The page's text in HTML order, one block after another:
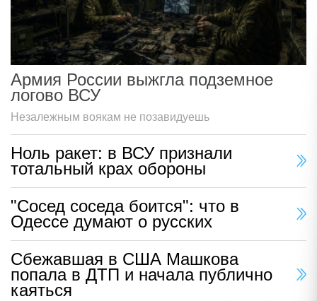
Армия России выжгла подземное
логово ВСУ
Незалежным воякам не позавидуешь
Ноль ракет: в ВСУ признали
тотальный крах обороны
"Сосед соседа боится": что в
Одессе думают о русских
Сбежавшая в США Машкова
попала в ДТП и начала публично
каяться